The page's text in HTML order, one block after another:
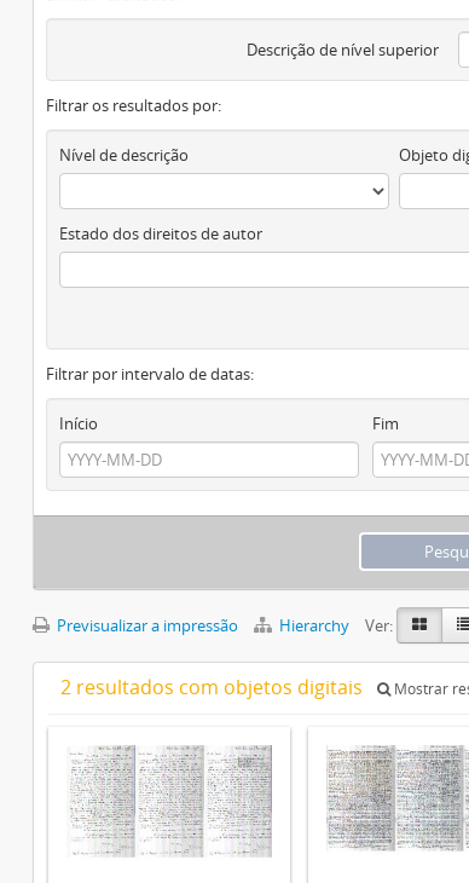
Descrição de nível superior
Filtrar os resultados por:
Nível de descrição Objeto
Estado dos direitos de autor
Filtrar por intervalo de datas:
Início
Fim
Previsualizar a impressão Hierarchy Ver:
2 resultados com objetos digitais Mostrar